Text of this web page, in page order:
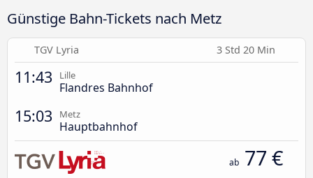
Günstige Bahn-Tickets nach Metz
TGV Lyria 3 Std 20 Min
11:43 Lille
Flandres Bahnhof
15:03 Metz
Hauptbahnhof
ab 77 €